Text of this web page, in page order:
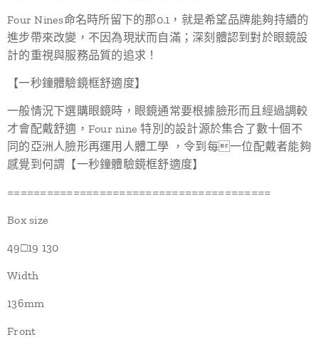
Four Nines命名時所留下的那0.1，就是希望品牌能夠持續的
進步帶來改變，不因為現狀而自滿；深刻體認到對於眼鏡設
計的重視與服務品質的追求！
【一秒鐘體驗鏡框舒適度】
一般情況下選購眼鏡時，眼鏡通常要根據臉形而且經過調較
才會配戴舒適，Four nine 特別的設計源於集合了數十個不
同的亞洲人臉形再運用人體工學 ，令到每一位配戴者能夠
感覺到何謂【一秒鐘體驗鏡框舒適度】
========================================
Box size
49□19 130
Width
136mm
Front